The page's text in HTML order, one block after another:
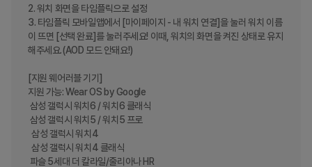
2. 워치 화면을 타임플릭으로 설정
3. 타임플릭 모바일앱에서 [마이페이지 - 내 워치 연결]을 눌러 워치 이름
이 뜨면 [선택 완료]를 눌러주세요! 이때, 워치의 화면을 켜진 상태로 유지
해주세요.(AOD 모드 안돼요!)
[지원 웨어러블 기기]
지원 가능: Wear OS by Google
  삼성 갤럭시 워치4
  삼성 갤럭시 워치4 클래식